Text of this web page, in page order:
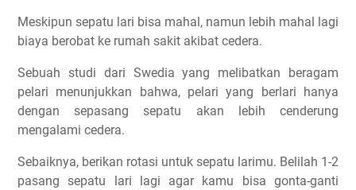
Meskipun sepatu lari bisa mahal, namun lebih mahal lagi
biaya berobat ke rumah sakit akibat cedera.
Sebuah studi dari Swedia yang melibatkan beragam
pelari menunjukkan bahwa, pelari yang berlari hanya
dengan sepasang sepatu akan lebih cenderung
mengalami cedera.
Sebaiknya, berikan rotasi untuk sepatu larimu. Belilah 1-2
pasang sepatu lari lagi agar kamu bisa gonta-ganti